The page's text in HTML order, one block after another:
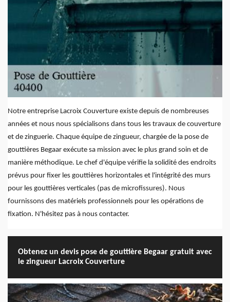
Notre entreprise Lacroix Couverture existe depuis de nombreuses
années et nous nous spécialisons dans tous les travaux de couverture
et de zinguerie. Chaque équipe de zingueur, chargée de la pose de
gouttières Begaar exécute sa mission avec le plus grand soin et de
manière méthodique. Le chef d'équipe vérifie la solidité des endroits
prévus pour fixer les gouttières horizontales et l'intégrité des murs
pour les gouttières verticales (pas de microfissures). Nous
fournissons des matériels professionnels pour les opérations de
fixation. N'hésitez pas à nous contacter.
Obtenez un devis pose de gouttière Begaar gratuit avec
le zingueur Lacroix Couverture